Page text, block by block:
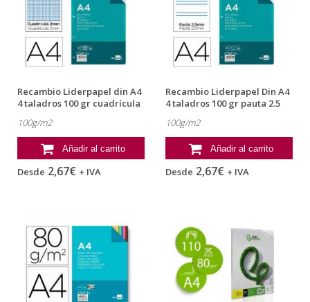
Recambio Liderpapel din A4
4 taladros 100 gr cuadrícula
100g/m2
Añadir al carrito
Desde 2,67€ + IVA
Recambio Liderpapel Din A4
4 taladros 100 gr pauta 2.5
100g/m2
Añadir al carrito
Desde 2,67€ + IVA